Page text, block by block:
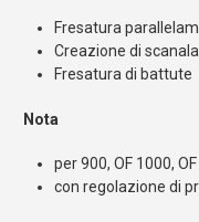
Fresatura
Creazione di
Fresatura di battute
Nota
per 900, OF 1000,
con regolazione di